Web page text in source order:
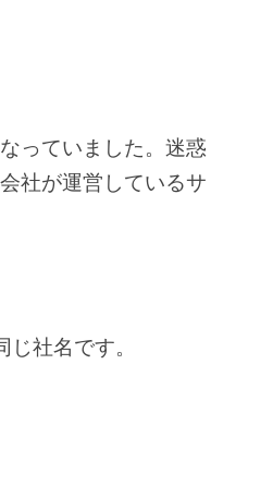
っていました。迷惑
社が運営しているサ
社名です。